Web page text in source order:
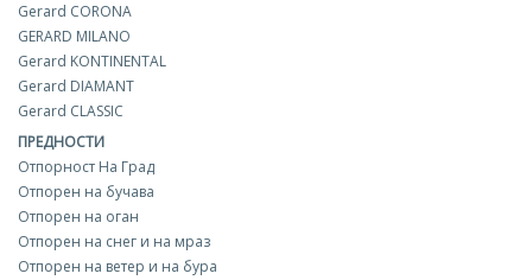
Gerard CORONA
GERARD MILANO
Gerard KONTINENTAL
Gerard DIAMANT
Gerard CLASSIC
ПРЕДНОСТИ
Отпорност На Град
Отпорен на бучава
Отпорен на оган
Отпорен на снег и на мраз
Отпорен на ветер и на бура